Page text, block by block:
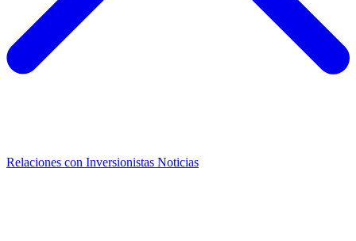
Relaciones con Inversionistas Noticias